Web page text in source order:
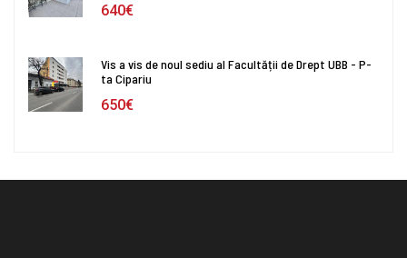
640€
Vis a vis de noul sediu al Facultății de Drept UBB - P-
ta Cipariu
650€